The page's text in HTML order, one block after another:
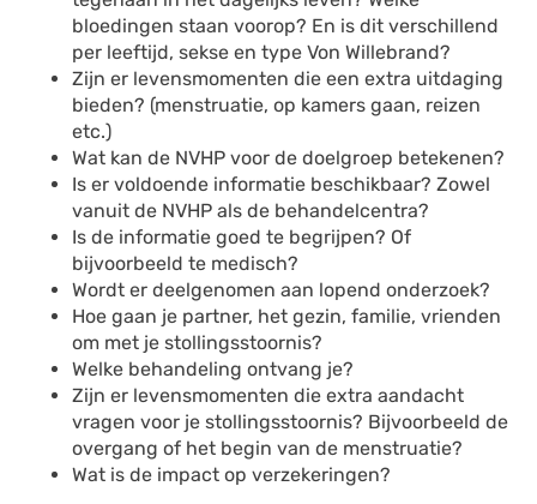
bloedingen staan voorop? En is dit verschillend
per leeftijd, sekse en type Von Willebrand?
Zijn er levensmomenten die een extra uitdaging
bieden? (menstruatie, op kamers gaan, reizen
etc.)
Wat kan de NVHP voor de doelgroep betekenen?
Is er voldoende informatie beschikbaar? Zowel
vanuit de NVHP als de behandelcentra?
Is de informatie goed te begrijpen? Of
bijvoorbeeld te medisch?
Wordt er deelgenomen aan lopend onderzoek?
Hoe gaan je partner, het gezin, familie, vrienden
om met je stollingsstoornis?
Welke behandeling ontvang je?
Zijn er levensmomenten die extra aandacht
vragen voor je stollingsstoornis? Bijvoorbeeld de
overgang of het begin van de menstruatie?
Wat is de impact op verzekeringen?